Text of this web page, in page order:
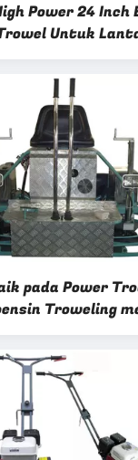
Power 24 Inch
Untuk
pada Power
Troweling